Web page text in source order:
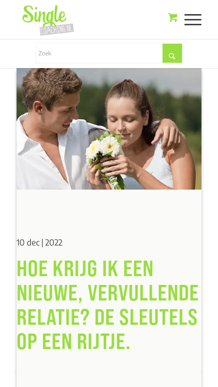
10 dec | 2022
HOE KRIJG IK EEN
NIEUWE, VERVULLENDE
RELATIE? DE SLEUTELS
OP EEN RIJTJE.